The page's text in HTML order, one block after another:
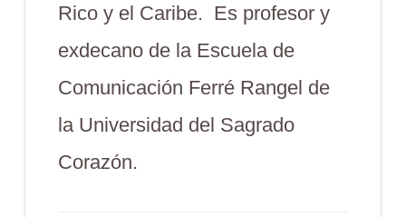
Rico y el Caribe. Es profesor y
exdecano de la Escuela de
Comunicación Ferré Rangel de
la Universidad del Sagrado
Corazón.